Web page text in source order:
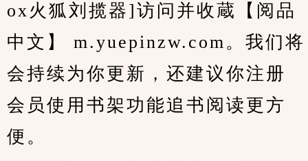
ox火狐刘揽器]访问并收蔵【阅品
中文】 m.yuepinzw.com。我们将
会持续为你更新，还建议你注册
会员使用书架功能追书阅读更方
便。